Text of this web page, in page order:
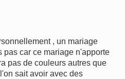
, un mariage
pas car ce mariage n'apporte
pas de couleurs autres que
sait avoir avec des